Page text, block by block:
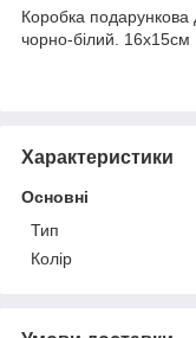
Коробка подарункова
чорно-білий. 16х15см
Характеристики
Основні
Тип
Колір